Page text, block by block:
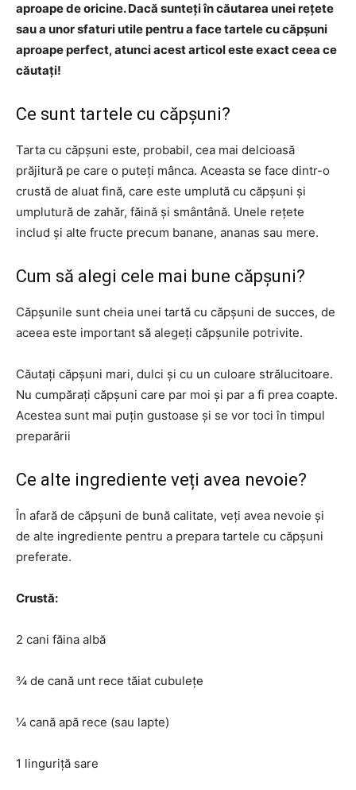
aproape de oricine. Dacă sunteți în căutarea unei rețete
sau a unor sfaturi utile pentru a face tartele cu căpșuni
aproape perfect, atunci acest articol este exact ceea ce
căutați!
Ce sunt tartele cu căpșuni?
Tarta cu căpșuni este, probabil, cea mai delcioasă
prăjitură pe care o puteți mânca. Aceasta se face dintr-o
crustă de aluat fină, care este umplută cu căpșuni și
umplutură de zahăr, făină și smântână. Unele rețete
includ și alte fructe precum banane, ananas sau mere.
Cum să alegi cele mai bune căpșuni?
Căpșunile sunt cheia unei tartă cu căpșuni de succes, de
aceea este important să alegeți căpșunile potrivite.
Căutați căpșuni mari, dulci și cu un culoare strălucitoare.
Nu cumpărați căpșuni care par moi și par a fi prea coapte.
Acestea sunt mai puțin gustoase și se vor toci în timpul
preparării
Ce alte ingrediente veți avea nevoie?
În afară de căpșuni de bună calitate, veți avea nevoie și
de alte ingrediente pentru a prepara tartele cu căpșuni
preferate.
Crustă:
2 cani făina albă
¾ de cană unt rece tăiat cubulețe
¼ cană apă rece (sau lapte)
1 linguriță sare